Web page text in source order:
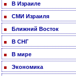
В Израиле
СМИ Израиля
Ближний Восток
В СНГ
В мире
Экономика